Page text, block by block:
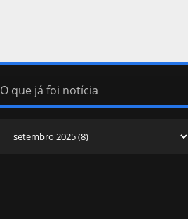
O que já foi notícia